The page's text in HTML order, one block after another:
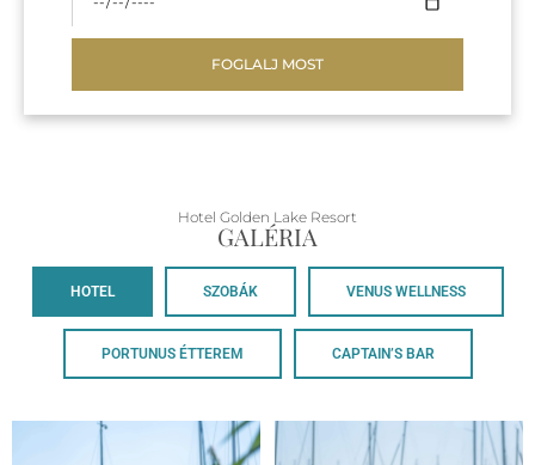
FOGLALJ MOST
Hotel Golden Lake Resort
GALÉRIA
HOTEL SZOBÁK VENUS WELLNESS
PORTUNUS ÉTTEREM CAPTAIN’S BAR